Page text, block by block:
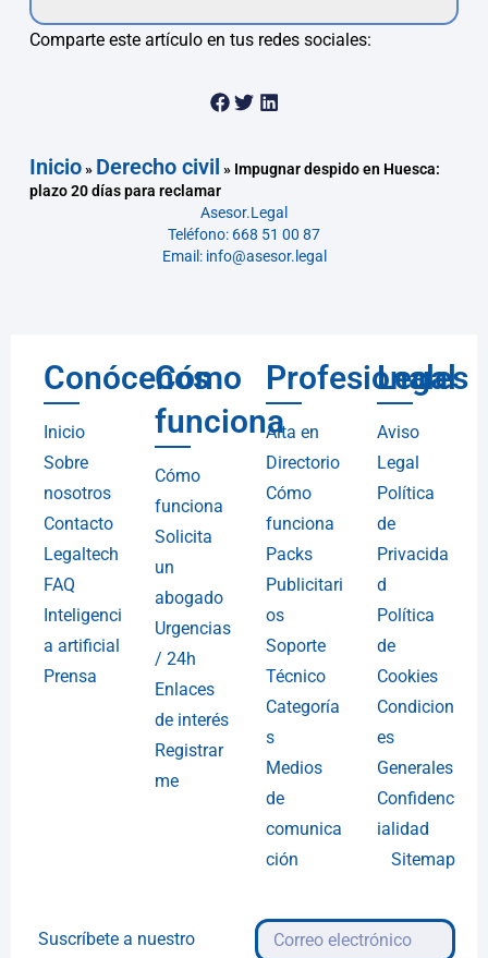
Comparte este artículo en tus redes sociales:
Inicio» Derecho civil » Impugnar despido en Huesca:
plazo 20 días para reclamar
Asesor.Legal
Teléfono: 668 51 00 87
Email: info@asesor.legal
Conócenos
Inicio
Sobre
nosotros
Contacto
Legaltech
FAQ
Inteligenci
a artificial
Prensa
Cómo
funciona
Cómo
funciona
Solicita
un
abogado
Urgencias
/ 24h
Enlaces
de interés
Registrar
me
Profesionales
Alta en
Directorio
Cómo
funciona
Packs
Publicitari
os
Soporte
Técnico
Categoría
s
Medios
de
comunica
ción
Legal
Aviso
Legal
Política
de
Privacida
d
Política
de
Cookies
Condicion
es
Generales
Confidenc
ialidad
Sitemap
Suscríbete a nuestro